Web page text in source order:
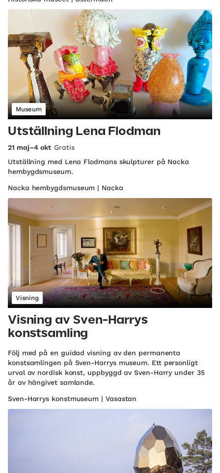
Museum
Utställning Lena Flodman
21 maj–4 okt Gratis
Utställning med Lena Flodmans skulpturer på Nacka
hembygdsmuseum.
Nacka hembygdsmuseum | Nacka
Visning
Visning av Sven-Harrys
konstsamling
Följ med på en guidad visning av den permanenta
konstsamlingen på Sven-Harrys museum. Ett personligt
urval av nordisk konst, uppbyggd av Sven-Harry under 35
år av hängivet samlande.
Sven-Harrys konstmuseum | Vasastan